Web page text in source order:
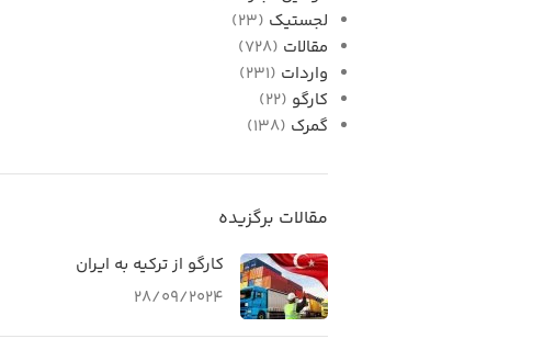
لجستیک (23)
مقالات (728)
واردات (231)
کارگو (22)
گمرک (138)
مقالات برگزیده
کارگو از ترکیه به ایران
28/09/2024